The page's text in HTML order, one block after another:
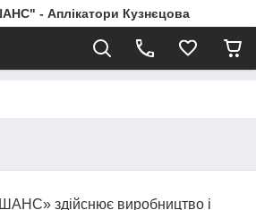
- Аплікатори Кузнєцова
здійснює виробництво і